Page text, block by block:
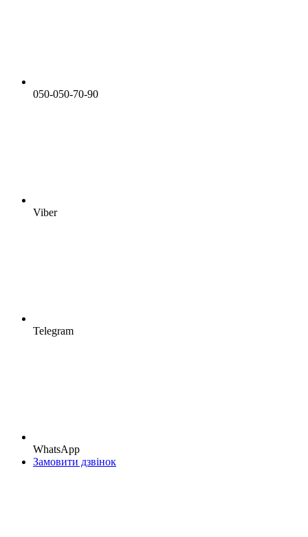
050-050-70-90
Viber
Telegram
WhatsApp
Замовити дзвінок